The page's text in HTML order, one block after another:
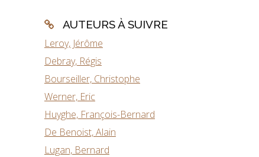
AUTEURS À SUIVRE
Leroy, Jérôme
Debray, Régis
Bourseiller, Christophe
Werner, Eric
Huyghe, François-Bernard
De Benoist, Alain
Lugan, Bernard